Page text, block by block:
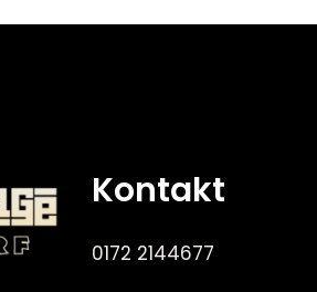
Kontakt
0172 2144677